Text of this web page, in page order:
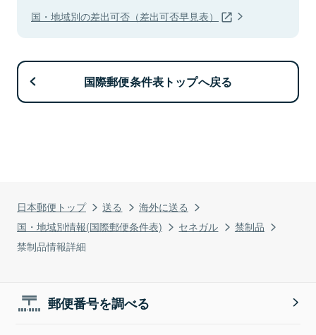
日本郵便トップ 送る
海外に送る
国・地域別情報(国際郵便条件表)
セネガル
禁制品
禁制品情報詳細
国・地域別の差出可否（差出可否早見表）
国際郵便条件表トップへ戻る
郵便番号を調べる